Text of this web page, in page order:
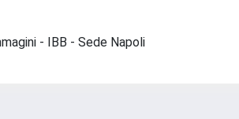
- IBB - Sede Napoli